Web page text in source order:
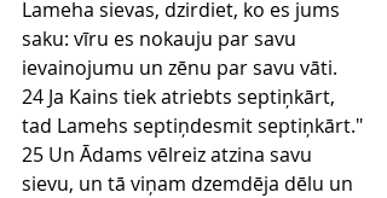
Lameha sievas, dzirdiet, ko es jums
saku: vīru es nokauju par savu
ievainojumu un zēnu par savu vāti.
24 Ja Kains tiek atriebts septiņkārt,
tad Lamehs septiņdesmit septiņkārt."
25 Un Ādams vēlreiz atzina savu
sievu, un tā viņam dzemdēja dēlu un